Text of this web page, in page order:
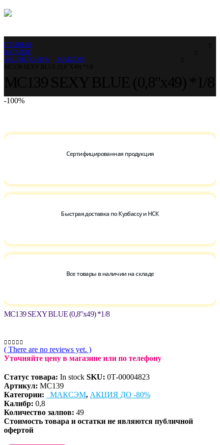
ГЛАВНАЯ
КАТАЛОГ
АКЦИЯ ДО -80%
_МАКСЭМ
-100%
Сертифицированная продукция
Быстрая доставка по Кузбассу и НСК
Все товары в наличии на складе
МС139 SEXY BLUE (0,8″х49) *1/8
0 out of 5
( There are no reviews yet. )
Уточняйте цену в магазине или по телефону
Статус товара: In stock SKU: 0Т-00004823
Артикул: МС139
Категории:
_МАКСЭМ, АКЦИЯ ДО -80%
Калибр: 0,8
Количество залпов: 49
Стоимость товара и остатки не являются публичной
офертой